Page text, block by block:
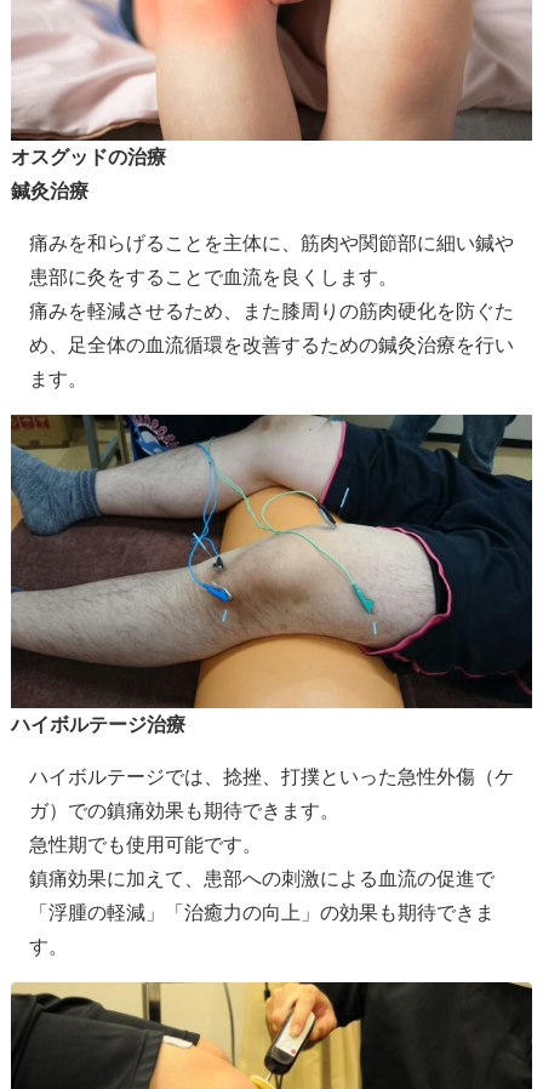
オスグッドの治療
鍼灸治療
痛みを和らげることを主体に、筋肉や関節部に細い鍼や
患部に灸をすることで血流を良くします。
痛みを軽減させるため、また膝周りの筋肉硬化を防ぐた
め、足全体の血流循環を改善するための鍼灸治療を行い
ます。
ハイボルテージ治療
ハイボルテージでは、捻挫、打撲といった急性外傷（ケ
ガ）での鎮痛効果も期待できます。
急性期でも使用可能です。
鎮痛効果に加えて、患部への刺激による血流の促進で
「浮腫の軽減」「治癒力の向上」の効果も期待できま
す。